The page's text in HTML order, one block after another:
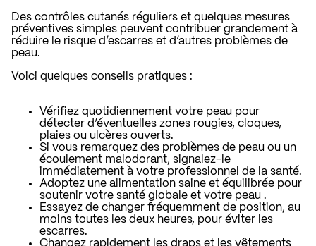
Des contrôles cutanés réguliers et quelques mesures
préventives simples peuvent contribuer grandement à
réduire le risque d’escarres et d’autres problèmes de
peau.
Voici quelques conseils pratiques :
Vérifiez quotidiennement votre peau pour
détecter d’éventuelles zones rougies, cloques,
plaies ou ulcères ouverts.
Si vous remarquez des problèmes de peau ou un
écoulement malodorant, signalez-le
immédiatement à votre professionnel de la santé.
Adoptez une alimentation saine et équilibrée pour
soutenir votre santé globale et votre peau .
Essayez de changer fréquemment de position, au
moins toutes les deux heures, pour éviter les
escarres.
Changez rapidement les draps et les vêtements